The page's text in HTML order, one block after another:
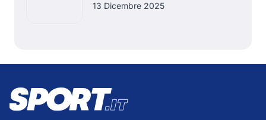
13 Dicembre 2025